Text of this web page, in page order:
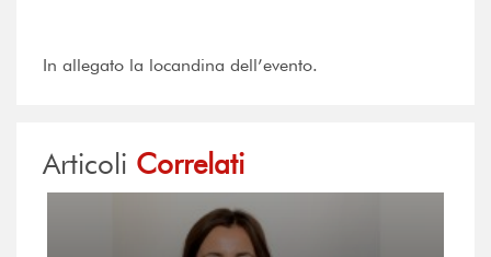
In allegato la locandina dell’evento.
Articoli Correlati